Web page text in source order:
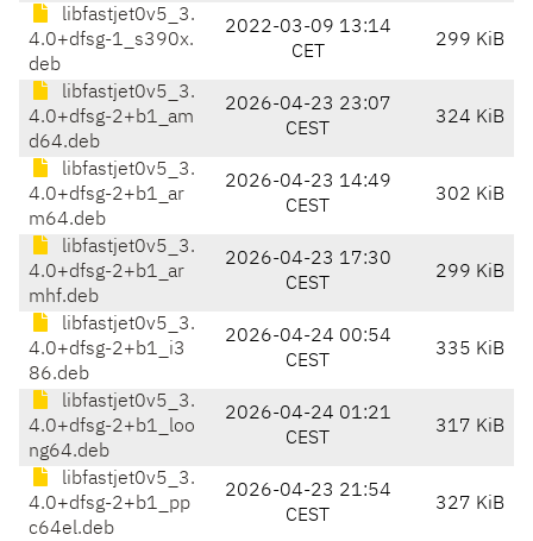
libfastjet0v5_3.
4.0+dfsg-1_s390x.
deb
2022-03-09 13:14
CET
299 KiB
libfastjet0v5_3.
4.0+dfsg-2+b1_am
d64.deb
2026-04-23 23:07
CEST
324 KiB
libfastjet0v5_3.
4.0+dfsg-2+b1_ar
m64.deb
2026-04-23 14:49
CEST
302 KiB
libfastjet0v5_3.
4.0+dfsg-2+b1_ar
mhf.deb
2026-04-23 17:30
CEST
299 KiB
libfastjet0v5_3.
4.0+dfsg-2+b1_i3
86.deb
2026-04-24 00:54
CEST
335 KiB
libfastjet0v5_3.
4.0+dfsg-2+b1_loo
ng64.deb
2026-04-24 01:21
CEST
317 KiB
libfastjet0v5_3.
4.0+dfsg-2+b1_pp
c64el.deb
2026-04-23 21:54
CEST
327 KiB